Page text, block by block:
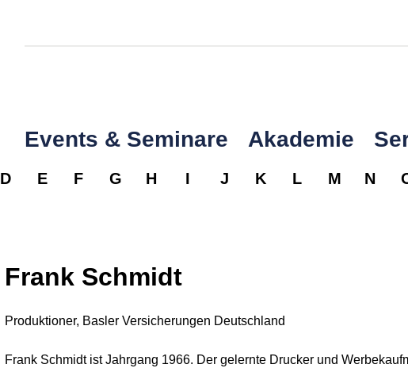
Events & Seminare Akademie
D E F G H I J K L M N
Frank Schmidt
Produktioner, Basler Versicherungen Deutschland
Frank Schmidt ist Jahrgang 1966. Der gelernte Drucker und